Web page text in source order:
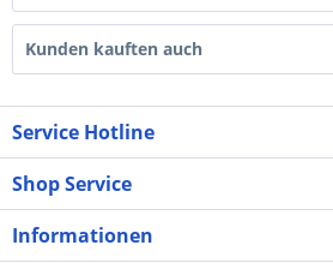
Kunden kauften auch
Service Hotline
Shop Service
Informationen